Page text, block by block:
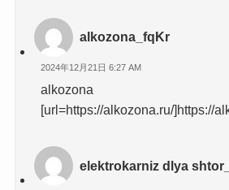
alkozona_fqKr
2024年12月21日 6:27 AM
alkozona
[url=https://alkozona.ru/]https://
elektrokarniz dlya